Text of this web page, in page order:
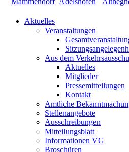
Aktuelles
Veranstaltungen
Aus dem
Aktuelles
Mitglieder
Pressemitteilungen
Kontakt
Amtliche
Stellenangebote
Ausschreibungen
Mitteilungsblatt
Informationen VG
Broschüren